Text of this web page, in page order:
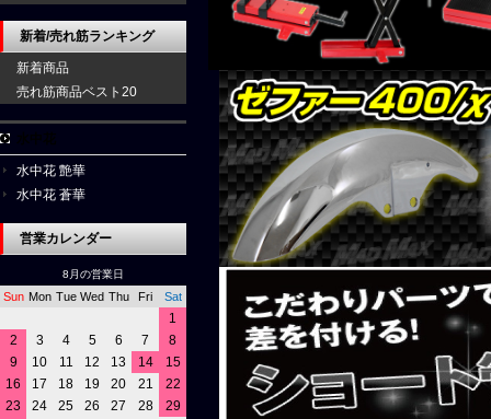
新着/売れ筋ランキング
新着商品
売れ筋商品ベスト20
水中花 艶華
水中花 蒼華
営業カレンダー
8月の営業日
Sun Mon Tue Wed Thu Fri Sat
1
2
3 4 5 6 7
8
9
10 11 12 13 14
15
16
17 18 19 20 21
22
23
24 25 26 27 28
29